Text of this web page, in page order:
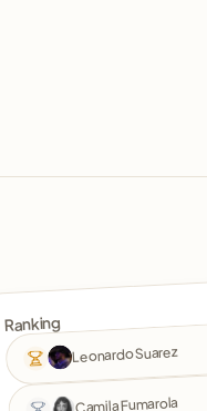
Ranking
Leonardo Suarez
Camila Fumarola